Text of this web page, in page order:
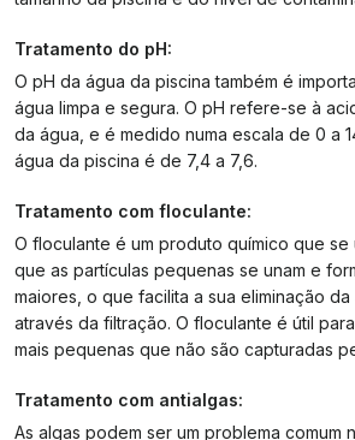
Tratamento do pH:
O pH da água da piscina também é
água limpa e segura. O pH refere-se à
da água, e é medido numa escala de 0 a
água da piscina é de 7,4 a 7,6.
Tratamento com floculante:
O floculante é um produto químico que se
que as partículas pequenas se unam e
maiores, o que facilita a sua eliminação
através da filtração. O floculante é útil
mais pequenas que não são capturadas
Tratamento com antialgas:
As algas podem ser um problema comum